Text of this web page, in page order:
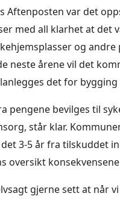
Aftenposten var det
med all klarhet at det
og
neste årene vil det
det for
pengene bevilges til
står klar.
3-5 år fra tilskuddet
oversikt
gjerne sett at når